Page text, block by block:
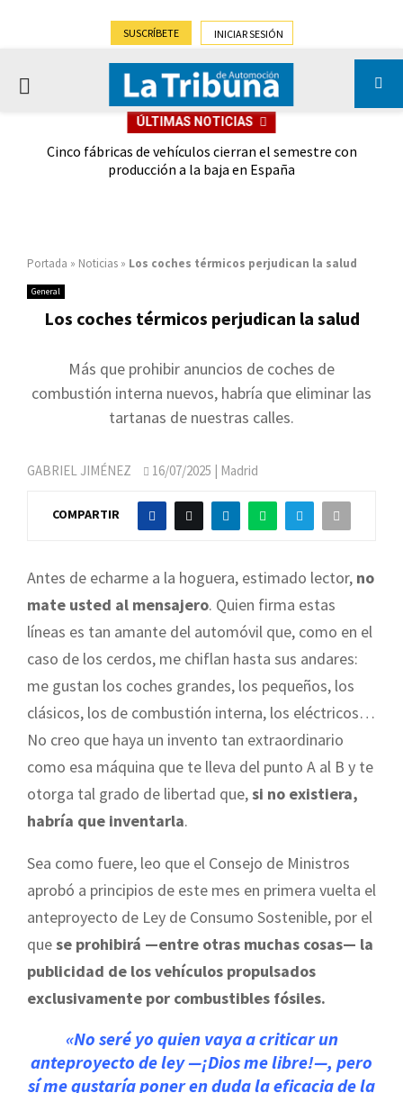
SUSCRÍBETE INICIAR SESIÓN
PRIMARY
ÚLTIMAS NOTICIAS
Cinco fábricas de vehículos cierran el semestre con
producción a la baja en España
Portada » Noticias » Los coches térmicos perjudican la salud
General
Los coches térmicos perjudican la salud
Más que prohibir anuncios de coches de
combustión interna nuevos, habría que eliminar las
tartanas de nuestras calles.
GABRIEL JIMÉNEZ 16/07/2025 | Madrid
COMPARTIR
Antes de echarme a la hoguera, estimado lector, no
mate usted al mensajero. Quien firma estas
líneas es tan amante del automóvil que, como en el
caso de los cerdos, me chiflan hasta sus andares:
me gustan los coches grandes, los pequeños, los
clásicos, los de combustión interna, los eléctricos…
No creo que haya un invento tan extraordinario
como esa máquina que te lleva del punto A al B y te
otorga tal grado de libertad que,si no existiera,
habría que inventarla.
Sea como fuere, leo que el Consejo de Ministros
aprobó a principios de este mes en primera vuelta el
anteproyecto de Ley de Consumo Sostenible, por el
quese prohibirá —entre otras muchas cosas— la
publicidad de los vehículos propulsados
exclusivamente por combustibles fósiles.
«No seré yo quien vaya a criticar un
anteproyecto de ley —¡Dios me libre!—, pero
sí me gustaría poner en duda la eficacia de la